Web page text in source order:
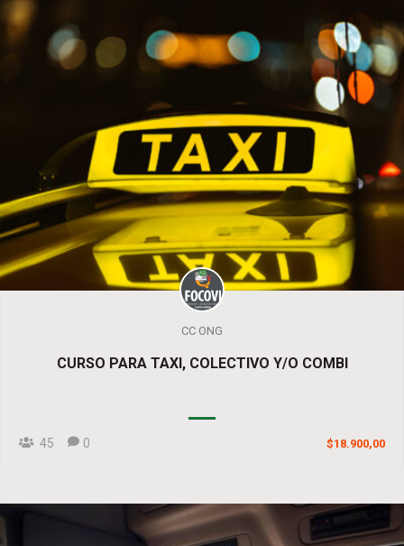
CC ONG
CURSO PARA TAXI, COLECTIVO Y/O COMBI
45 0 $18.900,00